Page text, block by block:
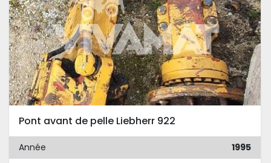
Pont avant de pelle Liebherr 922
Année
1995